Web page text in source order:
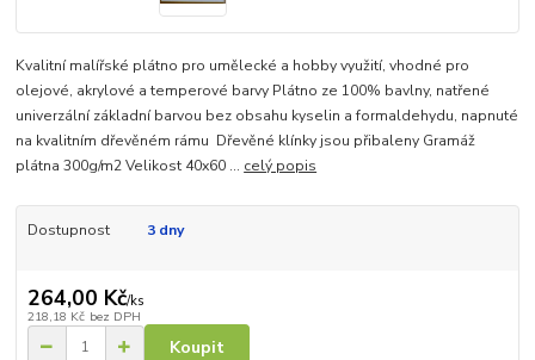
Kvalitní malířské plátno pro umělecké a hobby využití, vhodné pro
olejové, akrylové a temperové barvy Plátno ze 100% bavlny, natřené
univerzální základní barvou bez obsahu kyselin a formaldehydu, napnuté
na kvalitním dřevěném rámu Dřevěné klínky jsou přibaleny Gramáž
plátna 300g/m2 Velikost 40x60 ... celý popis
Dostupnost 3 dny
264,00 Kč/ks
218,18 Kč bez DPH
Koupit